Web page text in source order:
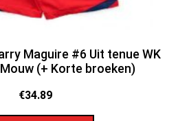
Maguire #6 Uit tenue WK
(+ Korte broeken)
€34.89